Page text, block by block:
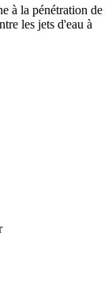
à la pénétration de
les jets d'eau à